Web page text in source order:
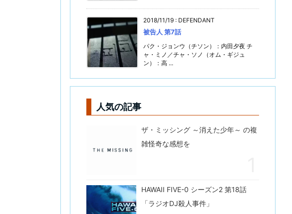
2018/11/19 : DEFENDANT
被告人 第7話
パク・ジョンウ（チソン）：内田夕夜 チ
ャ・ミノ／チャ・ソノ（オム・ギジュ
ン）：高 ...
人気の記事
ザ・ミッシング ～消えた少年～ の複
雑怪奇な感想を
HAWAII FIVE-0 シーズン2 第18話
「ラジオDJ殺人事件」